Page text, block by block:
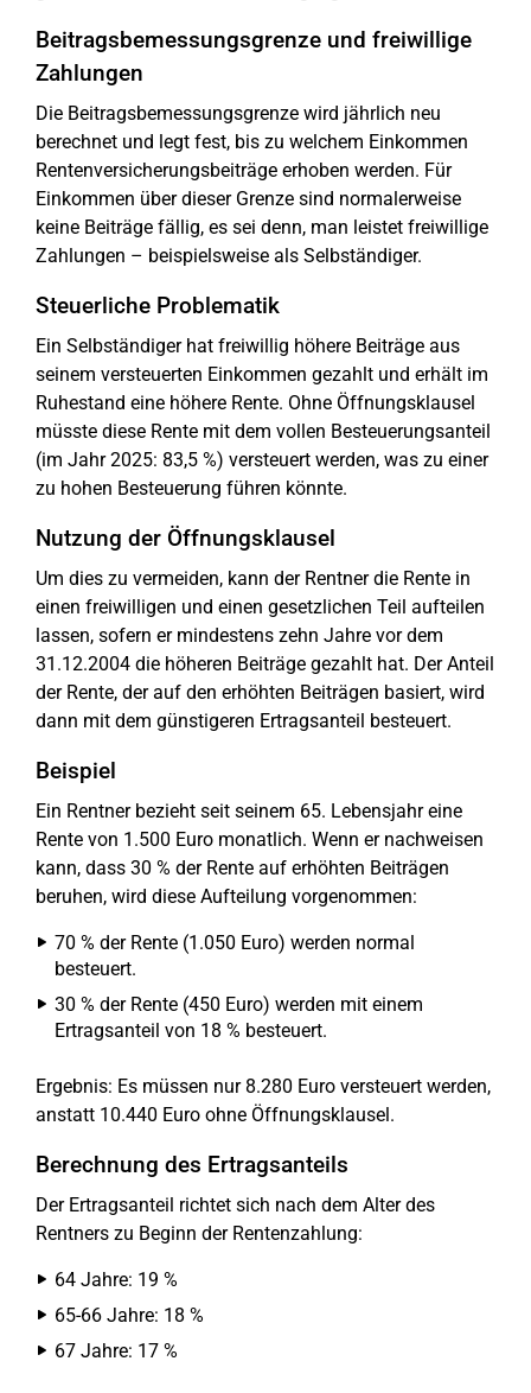
Beitragsbemessungsgrenze und freiwillige
Zahlungen
Die Beitragsbemessungsgrenze wird jährlich neu
berechnet und legt fest, bis zu welchem Einkommen
Rentenversicherungsbeiträge erhoben werden. Für
Einkommen über dieser Grenze sind normalerweise
keine Beiträge fällig, es sei denn, man leistet freiwillige
Zahlungen – beispielsweise als Selbständiger.
Steuerliche Problematik
Ein Selbständiger hat freiwillig höhere Beiträge aus
seinem versteuerten Einkommen gezahlt und erhält im
Ruhestand eine höhere Rente. Ohne Öffnungsklausel
müsste diese Rente mit dem vollen Besteuerungsanteil
(im Jahr 2025: 83,5 %) versteuert werden, was zu einer
zu hohen Besteuerung führen könnte.
Nutzung der Öffnungsklausel
Um dies zu vermeiden, kann der Rentner die Rente in
einen freiwilligen und einen gesetzlichen Teil aufteilen
lassen, sofern er mindestens zehn Jahre vor dem
31.12.2004 die höheren Beiträge gezahlt hat. Der Anteil
der Rente, der auf den erhöhten Beiträgen basiert, wird
dann mit dem günstigeren Ertragsanteil besteuert.
Beispiel
Ein Rentner bezieht seit seinem 65. Lebensjahr eine
Rente von 1.500 Euro monatlich. Wenn er nachweisen
kann, dass 30 % der Rente auf erhöhten Beiträgen
beruhen, wird diese Aufteilung vorgenommen:
70 % der Rente (1.050 Euro) werden normal
besteuert.
30 % der Rente (450 Euro) werden mit einem
Ertragsanteil von 18 % besteuert.
Ergebnis: Es müssen nur 8.280 Euro versteuert werden,
anstatt 10.440 Euro ohne Öffnungsklausel.
Berechnung des Ertragsanteils
Der Ertragsanteil richtet sich nach dem Alter des
Rentners zu Beginn der Rentenzahlung:
64 Jahre: 19 %
65-66 Jahre: 18 %
67 Jahre: 17 %